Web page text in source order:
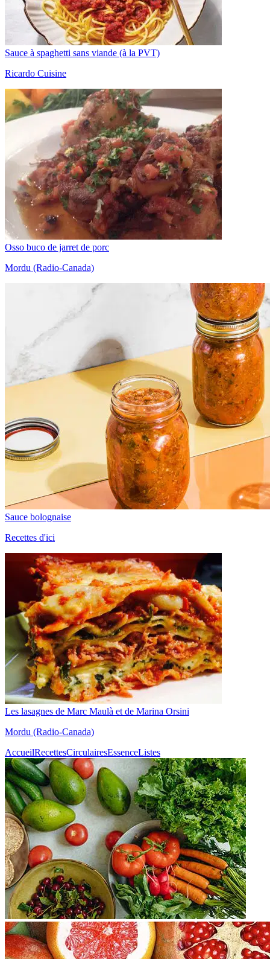
Sauce à spaghetti sans viande (à la PVT)
Ricardo Cuisine
Osso buco de jarret de porc
Mordu (Radio-Canada)
Sauce bolognaise
Recettes d'ici
Les lasagnes de Marc Maulà et de Marina Orsini
Mordu (Radio-Canada)
AccueilRecettesCirculairesEssenceListes